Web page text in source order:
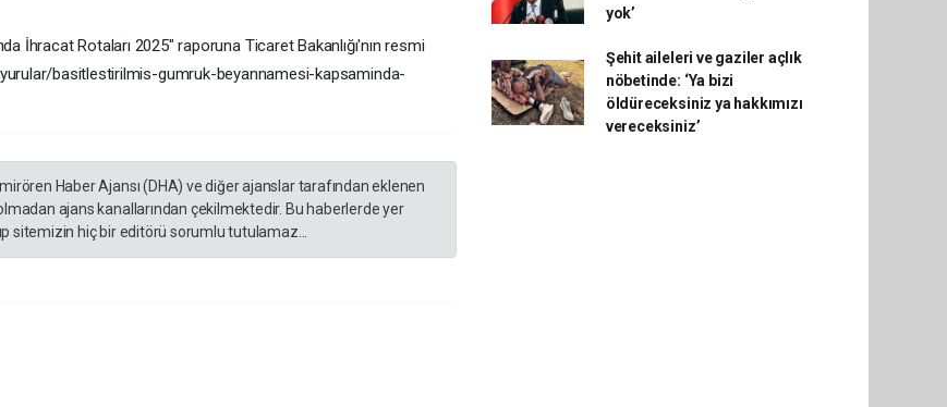
İhracat Rotaları 2025" raporuna Ticaret Bakanlığı'nın resmi
basitlestirilmis-gumruk-beyannamesi-kapsaminda-
Haber Ajansı (DHA) ve diğer ajanslar tarafından eklenen
ajans kanallarından çekilmektedir. Bu haberlerde yer
sitemizin hiç bir editörü sorumlu tutulamaz...
yok’
Şehit aileleri ve gaziler açlık
nöbetinde: ‘Ya bizi
öldüreceksiniz ya hakkımızı
vereceksiniz’